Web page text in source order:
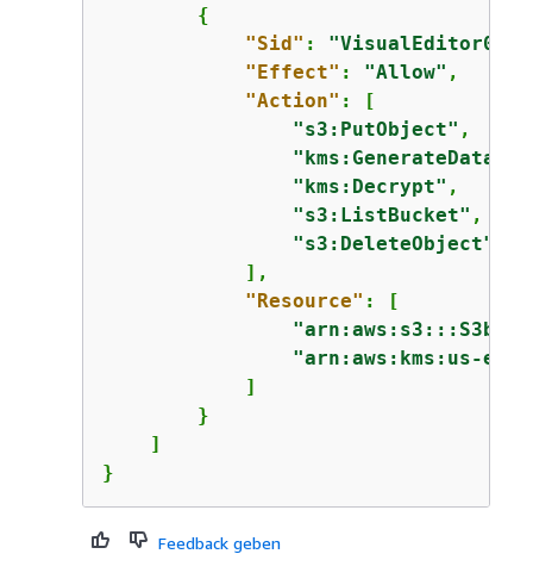
{
"Sid" : "VisualEditor0"
"Effect" : "Allow" ,
"Action" : [
"s3:PutObject" ,
"kms:Decrypt" ,
"s3:ListBucket" ,
"s3:DeleteObject"
            ],
"Resource" : [
"arn:aws:kms:us-
            ]
        }
    ]
}
Feedback geben